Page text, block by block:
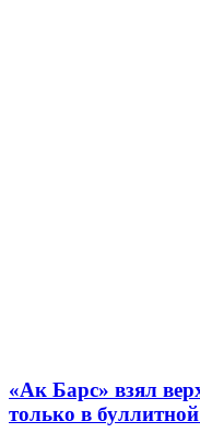
«Ак Барс» взял
только в